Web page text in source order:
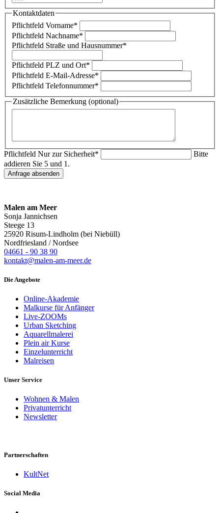
Kontaktdaten
Pflichtfeld Vorname*
Pflichtfeld Nachname*
Pflichtfeld Straße und Hausnummer*
Pflichtfeld PLZ und Ort*
Pflichtfeld E-Mail-Adresse*
Pflichtfeld Telefonnummer*
Zusätzliche Bemerkung (optional)
Pflichtfeld Nur zur Sicherheit*
Bitte
addieren Sie 5 und 1.
Anfrage absenden
Malen am Meer
Sonja Jannichsen
Steege 13
25920 Risum-Lindholm (bei Niebüll)
Nordfriesland / Nordsee
04661 - 90 38 90
kontakt@malen-am-meer.de
Die Angebote
Online-Akademie
Malkurse für Anfänger
Live-ZOOMs
Urban Sketching
Aquarellmalerei
Plein air Kurse
Einzelunterricht
Malreisen
Unser Service
Wohnen & Malen
Privatunterricht
Newsletter
Partnerschaften
KultNet
Social Media